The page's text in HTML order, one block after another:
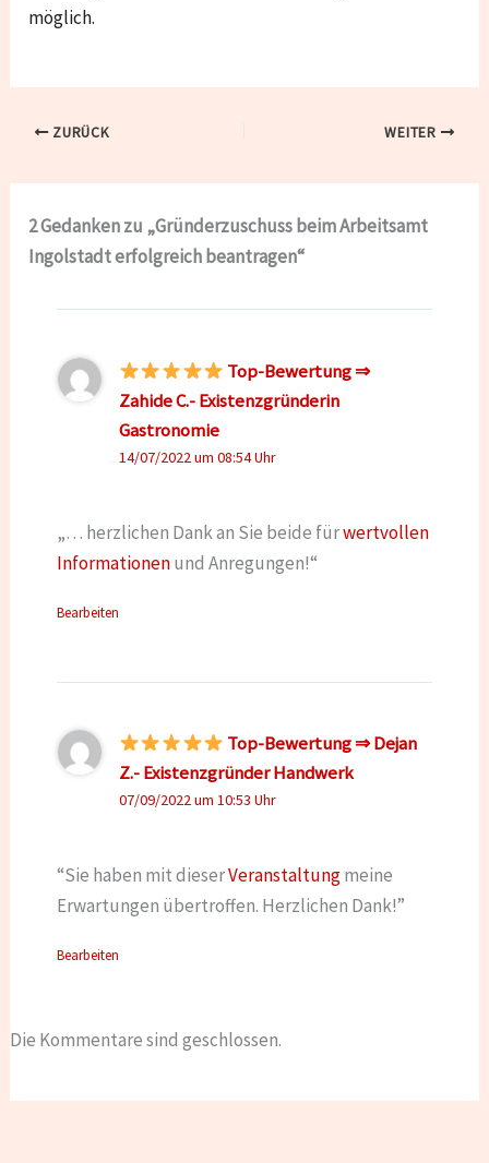
möglich.
ZURÜCK WEITER
2 Gedanken zu „Gründerzuschuss beim Arbeitsamt
Ingolstadt erfolgreich beantragen“
Top-Bewertung ⇒
Zahide C.- Existenzgründerin
Gastronomie
14/07/2022 um 08:54 Uhr
„… herzlichen Dank an Sie beide fürwertvollen
Informationenund Anregungen!“
Bearbeiten
Top-Bewertung ⇒ Dejan
Z.- Existenzgründer Handwerk
07/09/2022 um 10:53 Uhr
“Sie haben mit dieserVeranstaltungmeine
Erwartungen übertroffen. Herzlichen Dank!”
Bearbeiten
Die Kommentare sind geschlossen.